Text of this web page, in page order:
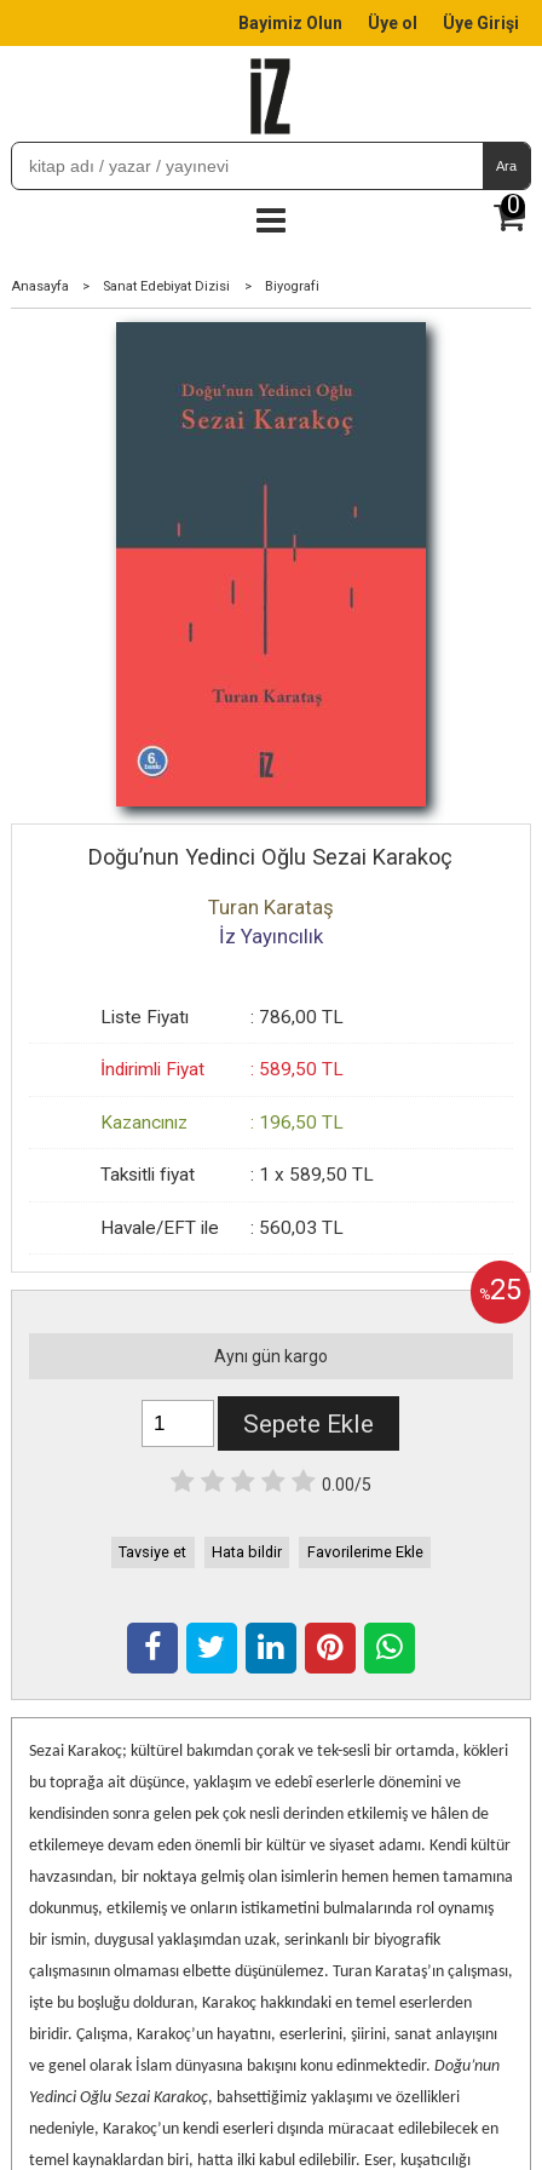
Bayimiz Olun Üye ol Üye Girişi
Ara
0
Anasayfa > Sanat Edebiyat Dizisi > Biyografi
Doğu’nun Yedinci Oğlu Sezai Karakoç
Turan Karataş
İz Yayıncılık
Liste Fiyatı : 786,00 TL
İndirimli Fiyat : 589,50 TL
Kazancınız : 196,50 TL
Taksitli fiyat : 1 x 589,50 TL
Havale/EFT ile : 560,03 TL
%25
Aynı gün kargo
Sepete Ekle
0.00/5
Tavsiye et Hata bildir Favorilerime Ekle
Sezai Karakoç; kültürel bakımdan çorak ve tek-sesli bir ortamda, kökleri
bu toprağa ait düşünce, yaklaşım ve edebî eserlerle dönemini ve
kendisinden sonra gelen pek çok nesli derinden etkilemiş ve hâlen de
etkilemeye devam eden önemli bir kültür ve siyaset adamı. Kendi kültür
havzasından, bir noktaya gelmiş olan isimlerin hemen hemen tamamına
dokunmuş, etkilemiş ve onların istikametini bulmalarında rol oynamış
bir ismin, duygusal yaklaşımdan uzak, serinkanlı bir biyografik
çalışmasının olmaması elbette düşünülemez. Turan Karataş’ın çalışması,
işte bu boşluğu dolduran, Karakoç hakkındaki en temel eserlerden
biridir. Çalışma, Karakoç’un hayatını, eserlerini, şiirini, sanat anlayışını
ve genel olarak İslam dünyasına bakışını konu edinmektedir. Doğu’nun
Yedinci Oğlu Sezai Karakoç, bahsettiğimiz yaklaşımı ve özellikleri
nedeniyle, Karakoç’un kendi eserleri dışında müracaat edilebilecek en
temel kaynaklardan biri, hatta ilki kabul edilebilir. Eser, kuşatıcılığı